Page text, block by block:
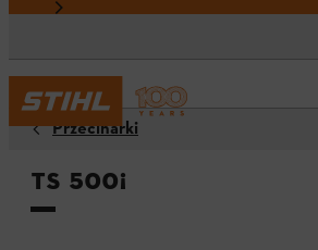
Przecinarki
TS 500¡